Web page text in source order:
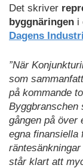
Det skriver
byggnäringen i
Dagens
”När
som
på kommande
Byggbranschen
gången på över
egna finansiella
står klart att